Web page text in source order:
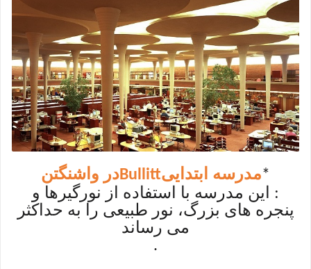
*مدرسه ابتداییBullittدر واشنگتن
: این مدرسه با استفاده از نورگیرها و
پنجره های بزرگ، نور طبیعی را به حداکثر
می رساند
.